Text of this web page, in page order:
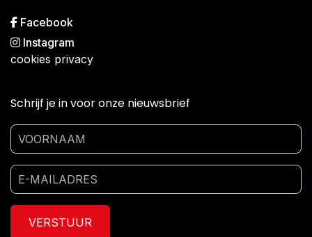
Facebook
Instagram
cookies privacy
Schrijf je in voor onze nieuwsbrief
VERSTUUR